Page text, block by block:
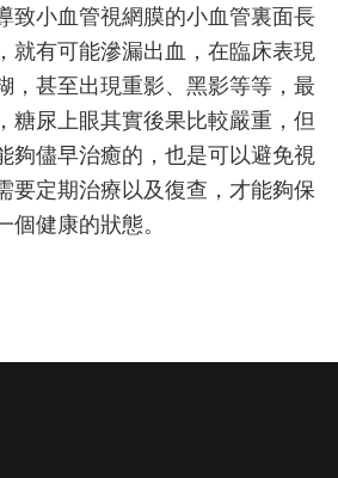
致小血管視網膜的小血管裏面長
就有可能滲漏出血，在臨床表現
，甚至出現重影、黑影等等，最
糖尿上眼其實後果比較嚴重，但
夠儘早治癒的，也是可以避免視
要定期治療以及復查，才能夠保
健康的狀態。